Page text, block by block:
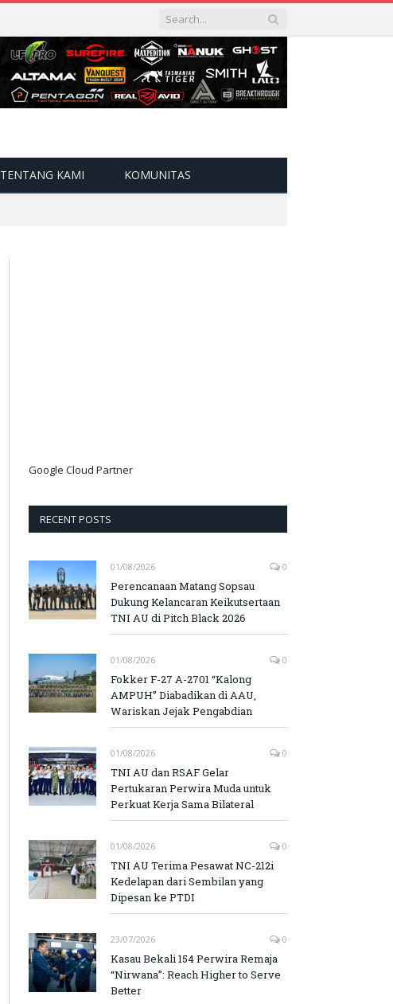
TENTANG KAMI KOMUNITAS
Google Cloud Partner
RECENT POSTS
01/08/2026 0
Perencanaan Matang Sopsau
Dukung Kelancaran Keikutsertaan
TNI AU di Pitch Black 2026
01/08/2026 0
Fokker F-27 A-2701 “Kalong
AMPUH” Diabadikan di AAU,
Wariskan Jejak Pengabdian
01/08/2026 0
TNI AU dan RSAF Gelar
Pertukaran Perwira Muda untuk
Perkuat Kerja Sama Bilateral
01/08/2026 0
TNI AU Terima Pesawat NC-212i
Kedelapan dari Sembilan yang
Dipesan ke PTDI
23/07/2026 0
Kasau Bekali 154 Perwira Remaja
“Nirwana”: Reach Higher to Serve
Better